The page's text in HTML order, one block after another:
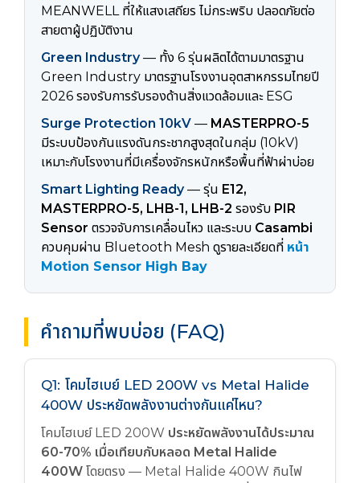
MEANWELL ที่ให้แสงเสถียร ไม่กระพริบ ปลอดภัยต่อ
สายตาผู้ปฏิบัติงาน
Green Industry— ทั้ง 6 รุ่นผลิตได้ตามมาตรฐาน
Green Industry มาตรฐานโรงงานอุตสาหกรรมไทยปี
2026 รองรับการรับรองด้านสิ่งแวดล้อมและ ESG
Surge Protection 10kV — MASTERPRO-5
มีระบบป้องกันแรงดันกระชากสูงสุดในกลุ่ม (10kV)
เหมาะกับโรงงานที่มีเครื่องจักรหนักหรือพื้นที่ฟ้าผ่าบ่อย
Smart Lighting Ready— รุ่น E12,
MASTERPRO-5, LHB-1, LHB-2 รองรับ PIR
Sensor ตรวจจับการเคลื่อนไหว และระบบ Casambi
ควบคุมผ่าน Bluetooth Mesh ดูรายละเอียดที่ หน้า
Motion Sensor High Bay
คำถามที่พบบ่อย (FAQ)
Q1: โคมไฮเบย์ LED 200W vs Metal Halide
400W ประหยัดพลังงานต่างกันแค่ไหน?
โคมไฮเบย์ LED 200W ประหยัดพลังงานได้ประมาณ
60-70% เมื่อเทียบกับหลอด Metal Halide
400W โดยตรง — Metal Halide 400W กินไฟ